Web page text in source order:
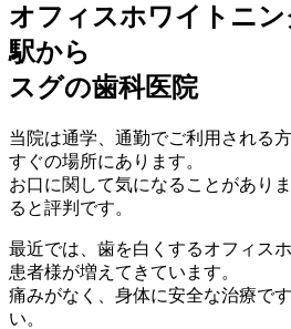
オフィスホワイトニ
駅から
スグの歯科医院
当院は通学、通勤でご利用される
すぐの場所にあります。
お口に関して気になることがあり
ると評判です。
最近では、歯を白くするオフィス
患者様が増えてきています。
痛みがなく、身体に安全な治療で
い。